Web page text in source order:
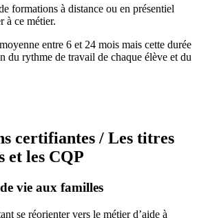
formations à distance ou en présentiel
à ce métier.
entre 6 et 24 mois mais cette durée
du rythme de travail de chaque élève et du
certifiantes / Les titres
et les CQP
vie aux familles
se réorienter vers le métier d’aide à